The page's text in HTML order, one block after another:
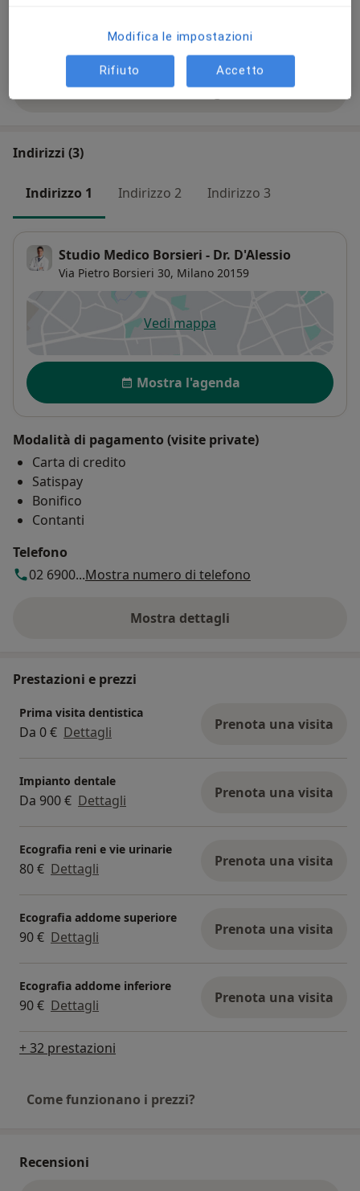
Visualizza gli indirizzi (3)
Mostra dettagli
sull'esperienza
Indirizzi (3)
Indirizzo 1 Indirizzo 2 Indirizzo 3
Studio Medico Borsieri - Dr. D'Alessio
Via Pietro Borsieri 30, Milano 20159
Vedi mappasi apre in una nuova scheda
Disponibilità
Mostra l'agenda
Modalità di pagamento (visite private)
Carta di credito
Satispay
Bonifico
Contanti
Telefono
02 6900...Mostra numero di telefono
Mostra dettagli
sull'indirizzo
Prestazioni e prezzi
Prima visita dentistica
Da 0 € Dettagli Prenota una visita
Impianto dentale
Da 900 € Dettagli Prenota una visita
Ecografia reni e vie urinarie
80 € Dettagli Prenota una visita
Ecografia addome superiore
90 € Dettagli Prenota una visita
Ecografia addome inferiore
90 € Dettagli Prenota una visita
+ 32 prestazioni
Come funzionano i prezzi?
Recensioni
Modifica le impostazioni
Rifiuto Accetto